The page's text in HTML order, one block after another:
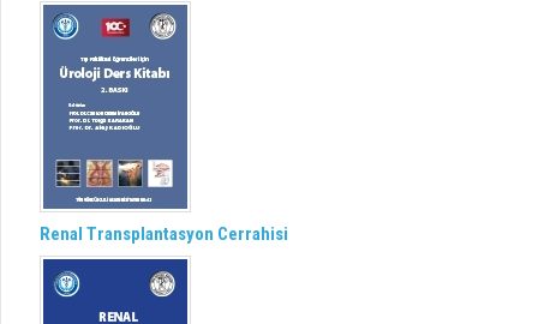
Renal Transplantasyon Cerrahisi